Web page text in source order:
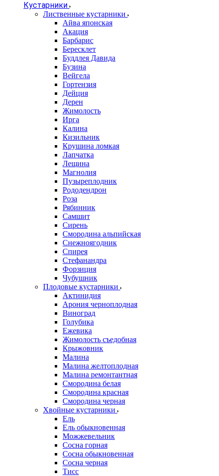
Кустарники
Лиственные кустарники
Айва японская
Акация
Барбарис
Бересклет
Буддлея Давида
Бузина
Вейгела
Гортензия
Дейция
Дерен
Жимолость
Ирга
Калина
Кизильник
Крушина ломкая
Лапчатка
Лещина
Магнолия
Пузыреплодник
Рододендрон
Роза
Рябинник
Самшит
Сирень
Смородина альпийская
Снежноягодник
Спирея
Стефанандра
Форзиция
Чубушник
Плодовые кустарники
Актинидия
Арония черноплодная
Виноград
Голубика
Ежевика
Жимолость съедобная
Крыжовник
Малина
Малина желтоплодная
Малина ремонтантная
Смородина белая
Смородина красная
Смородина черная
Хвойные кустарники
Ель
Ель обыкновенная
Можжевельник
Сосна горная
Сосна обыкновенная
Сосна черная
Тисс